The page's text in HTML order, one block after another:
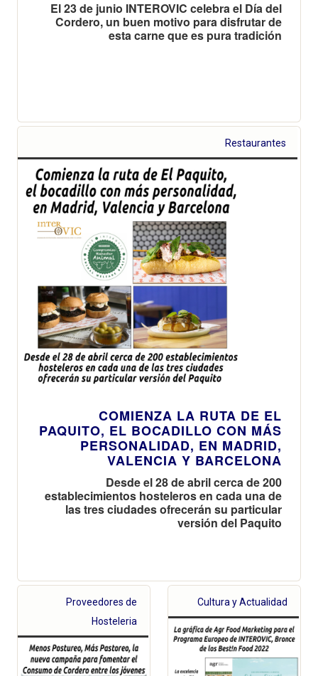
El 23 de junio INTEROVIC celebra el Día del
Cordero, un buen motivo para disfrutar de
esta carne que es pura tradición
Restaurantes
COMIENZA LA RUTA DE EL
PAQUITO, EL BOCADILLO CON MÁS
PERSONALIDAD, EN MADRID,
VALENCIA Y BARCELONA
Desde el 28 de abril cerca de 200
establecimientos hosteleros en cada una de
las tres ciudades ofrecerán su particular
versión del Paquito
Proveedores de
Hosteleria
Cultura y Actualidad